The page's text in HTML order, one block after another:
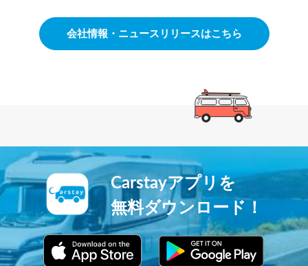
会社情報・ニュースリリースはこちら
Carstayアプリを
無料ダウンロード！